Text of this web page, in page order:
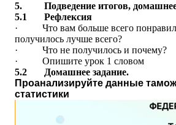
5.
Подведение итогов,
5.1
Рефлексия
·
Что вам больше всего
получилось лучше всего?
·
Что не получилось и почему?
·
Опишите урок 1 словом
5.2
Домашнее задание.
Проанализируйте данные
статистики